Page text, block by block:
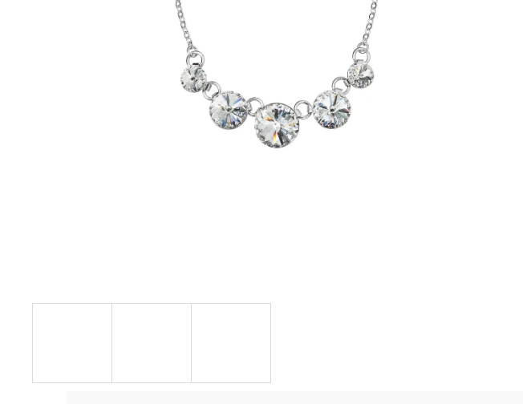
NÁHRDELNÍK KOLEČKO A HRUŠKY
MONTANA SWAROVSKI
NÁHRDELNÍK ANDĚL CRYSTAL
SWAROVSKI
490 Kč
Původně: